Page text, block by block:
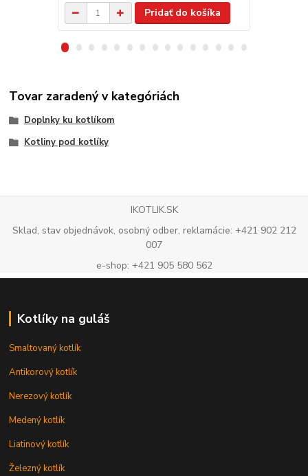
Pridať do košíka
Tovar zaradený v kategóriách
Doplnky ku kotlíkom
Kotliny pod kotlíky
IKOTLIK.SK
Sklad, stav objednávok, osobný odber, reklamácie: +421 902 212
007
e-shop: +421 905 580 562
Kotlíky na guláš
Smaltovaný kotlík
Antikorový kotlík
Nerezový kotlík
Medený kotlík
Liatinový kotlík
Železný kotlík